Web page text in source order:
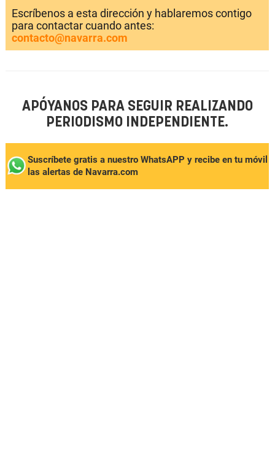
Escríbenos a esta dirección y hablaremos contigo
para contactar cuando antes:
contacto@navarra.com
APÓYANOS PARA SEGUIR REALIZANDO
PERIODISMO INDEPENDIENTE.
Suscríbete gratis a nuestro WhatsAPP y recibe en tu móvil
las alertas de Navarra.com